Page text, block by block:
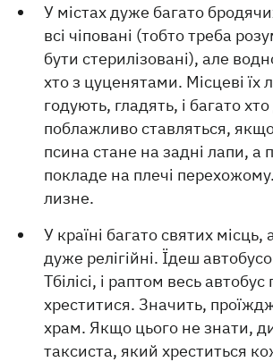
У містах дуже багато
всі чіповані (тобто треба
бути стерилізовані), але
хто з цуценятами. Місцеві їх
годують, гладять, і багато
поблажливо ставляться,
псина стане на задні лапи, а
покладе на плечі
лизне.
У країні багато святих місць,
дуже релігійні. Їдеш
Тбілісі, і раптом весь
хреститися. Значить,
храм. Якщо цього не знати,
таксиста, який хреститься